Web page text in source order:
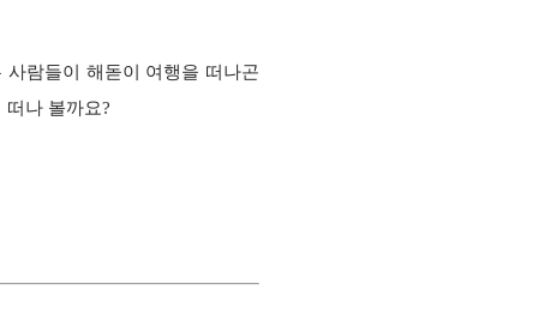
사람들이 해돋이 여행을 떠나곤
나 볼까요?